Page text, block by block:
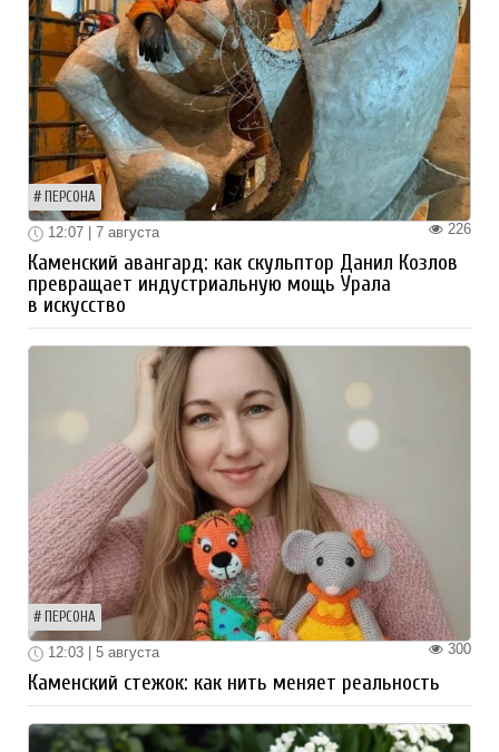
ПЕРСОНА
226
12:07 | 7 августа
Каменский авангард: как скульптор Данил Козлов
превращает индустриальную мощь Урала
в искусство
ПЕРСОНА
300
12:03 | 5 августа
Каменский стежок: как нить меняет реальность